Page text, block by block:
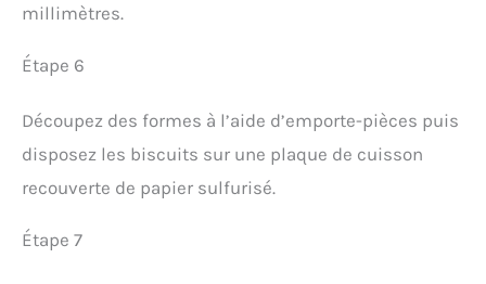
millimètres.
Étape 6
Découpez des formes à l’aide d’emporte-pièces puis
disposez les biscuits sur une plaque de cuisson
recouverte de papier sulfurisé.
Étape 7